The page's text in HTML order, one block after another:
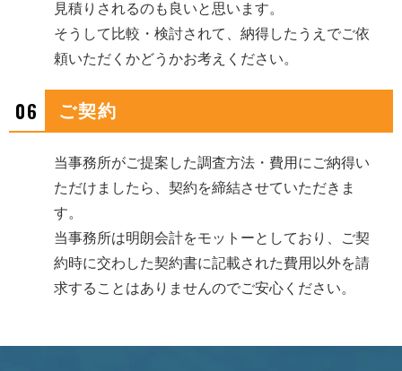
見積りされるのも良いと思います。
そうして比較・検討されて、納得したうえでご依
頼いただくかどうかお考えください。
06 ご契約
当事務所がご提案した調査方法・費用にご納得い
ただけましたら、契約を締結させていただきま
す。
当事務所は明朗会計をモットーとしており、ご契
約時に交わした契約書に記載された費用以外を請
求することはありませんのでご安心ください。